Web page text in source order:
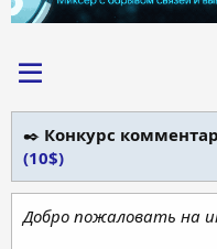
✒️ Конкурс
(10$)
Добро пожаловать на